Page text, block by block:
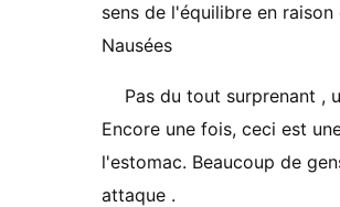
sens de l'équilibre en
Nausées
Pas du tout surprenant ,
Encore une fois, ceci est
l'estomac. Beaucoup de
attaque .